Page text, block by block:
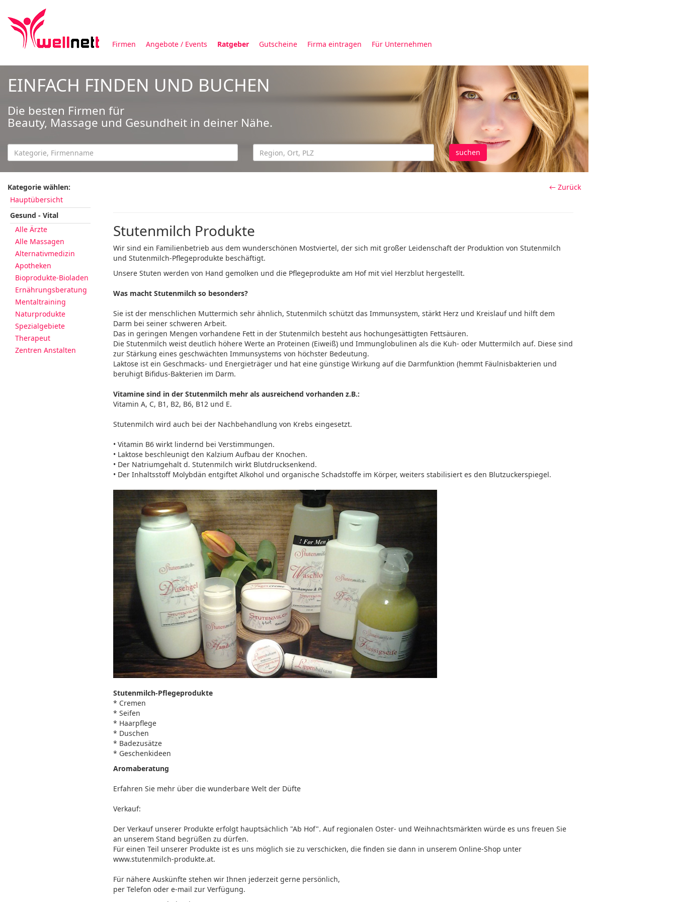
Firmen Angebote / Events Ratgeber Gutscheine Firma eintragen Für Unternehmen
EINFACH FINDEN UND BUCHEN
Die besten Firmen für
Beauty, Massage und Gesundheit in deiner Nähe.
suchen
Kategorie wählen:
Hauptübersicht
Gesund - Vital
Alle Ärzte
Alle Massagen
Alternativmedizin
Apotheken
Bioprodukte-Bioladen
Ernährungsberatung
Mentaltraining
Naturprodukte
Spezialgebiete
Therapeut
Zentren Anstalten
← Zurück
Stutenmilch Produkte
Wir sind ein Familienbetrieb aus dem wunderschönen Mostviertel, der sich mit großer Leidenschaft der Produktion von Stutenmilch
und Stutenmilch-Pflegeprodukte beschäftigt.
Unsere Stuten werden von Hand gemolken und die Pflegeprodukte am Hof mit viel Herzblut hergestellt.
Was macht Stutenmilch so besonders?
Sie ist der menschlichen Muttermich sehr ähnlich, Stutenmilch schützt das Immunsystem, stärkt Herz und Kreislauf und hilft dem
Darm bei seiner schweren Arbeit.
Das in geringen Mengen vorhandene Fett in der Stutenmilch besteht aus hochungesättigten Fettsäuren.
Die Stutenmilch weist deutlich höhere Werte an Proteinen (Eiweiß) und Immunglobulinen als die Kuh- oder Muttermilch auf. Diese sind
zur Stärkung eines geschwächten Immunsystems von höchster Bedeutung.
Laktose ist ein Geschmacks- und Energieträger und hat eine günstige Wirkung auf die Darmfunktion (hemmt Fäulnisbakterien und
beruhigt Bifidus-Bakterien im Darm.
Vitamine sind in der Stutenmilch mehr als ausreichend vorhanden z.B.:
Vitamin A, C, B1, B2, B6, B12 und E.
Stutenmilch wird auch bei der Nachbehandlung von Krebs eingesetzt.
• Vitamin B6 wirkt lindernd bei Verstimmungen.
• Laktose beschleunigt den Kalzium Aufbau der Knochen.
• Der Natriumgehalt d. Stutenmilch wirkt Blutdrucksenkend.
• Der Inhaltsstoff Molybdän entgiftet Alkohol und organische Schadstoffe im Körper, weiters stabilisiert es den Blutzuckerspiegel.
Stutenmilch-Pflegeprodukte
* Cremen
* Seifen
* Haarpflege
* Duschen
* Badezusätze
* Geschenkideen
Aromaberatung
Erfahren Sie mehr über die wunderbare Welt der Düfte
Verkauf:
Der Verkauf unserer Produkte erfolgt hauptsächlich "Ab Hof". Auf regionalen Oster- und Weihnachtsmärkten würde es uns freuen Sie
an unserem Stand begrüßen zu dürfen.
Für einen Teil unserer Produkte ist es uns möglich sie zu verschicken, die finden sie dann in unserem Online-Shop unter
www.stutenmilch-produkte.at.
Für nähere Auskünfte stehen wir Ihnen jederzeit gerne persönlich,
per Telefon oder e-mail zur Verfügung.